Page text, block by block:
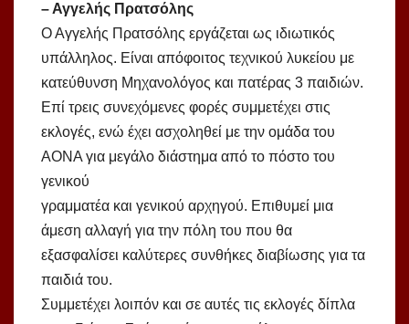
– Αγγελής Πρατσόλης
Ο Αγγελής Πρατσόλης εργάζεται ως ιδιωτικός
υπάλληλος. Είναι απόφοιτος τεχνικού λυκείου με
κατεύθυνση Μηχανολόγος και πατέρας 3 παιδιών.
Επί τρεις συνεχόμενες φορές συμμετέχει στις
εκλογές, ενώ έχει ασχοληθεί με την ομάδα του
ΑΟΝΑ για μεγάλο διάστημα από το πόστο του
γενικού
γραμματέα και γενικού αρχηγού. Επιθυμεί μια
άμεση αλλαγή για την πόλη του που θα
εξασφαλίσει καλύτερες συνθήκες διαβίωσης για τα
παιδιά του.
Συμμετέχει λοιπόν και σε αυτές τις εκλογές δίπλα